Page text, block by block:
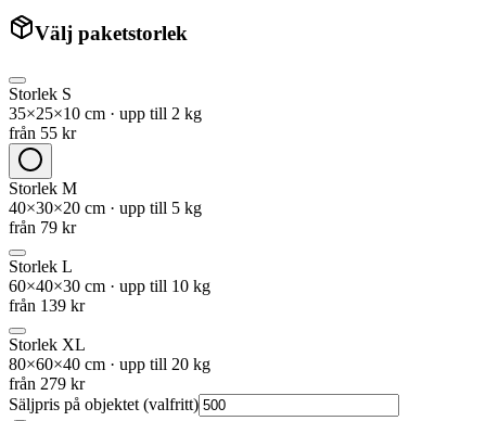
Välj paketstorlek
Storlek S
35×25×10 cm · upp till 2 kg
från 55 kr
Storlek M
40×30×20 cm · upp till 5 kg
från 79 kr
Storlek L
60×40×30 cm · upp till 10 kg
från 139 kr
Storlek XL
80×60×40 cm · upp till 20 kg
från 279 kr
Säljpris på objektet (valfritt)